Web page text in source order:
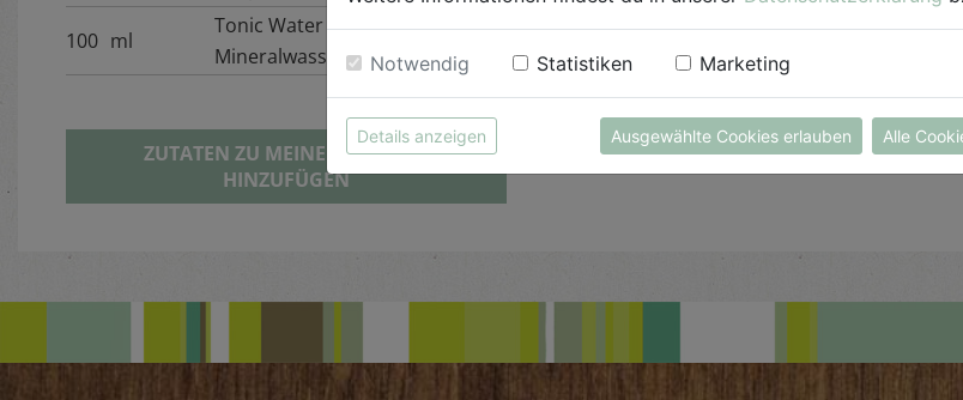
100 ml
Tonic Water oder
Mineralwasser
ZUTATEN ZU MEINER BIOKISTE
HINZUFÜGEN
Notwendig Statistiken Marketing
Details anzeigen Ausgewählte Cookies erlauben Alle